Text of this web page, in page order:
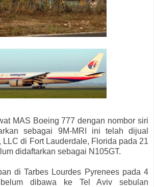
MAS Boeing 777 dengan nombor siri
sebagai 9M-MRI ini telah dijual
LLC di Fort Lauderdale, Florida pada 21
didaftarkan sebagai N105GT.
di Tarbes Lourdes Pyrenees pada 4
dibawa ke Tel Aviv sebulan